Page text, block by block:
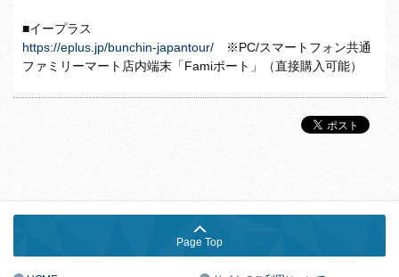
■イープラス
https://eplus.jp/bunchin-japantour/ ※PC/スマートフォン共通
ファミリーマート店内端末「Famiポート」（直接購入可能）
Page Top